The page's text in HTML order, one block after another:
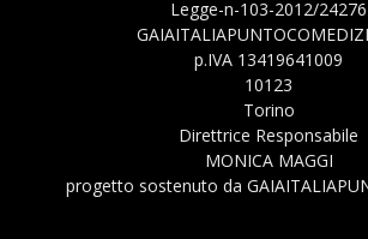
Legge-n-103-2012/24276
p.IVA 13419641009
10123
Torino
Direttrice Responsabile
MONICA MAGGI
progetto sostenuto da